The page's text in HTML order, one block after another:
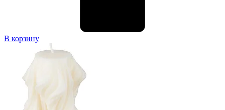
В корзину